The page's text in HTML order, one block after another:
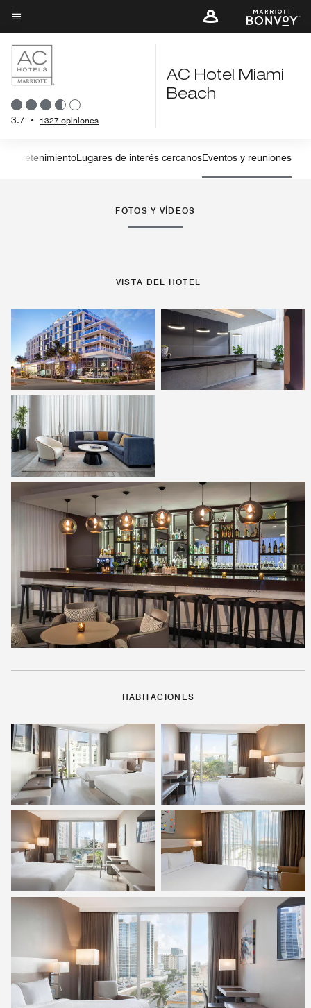
Skip
to
main
content
Texto del menú
3.7 • 1327 opiniones
AC Hotel Miami
Beach
Flecha izquierda
entretenimientoLugares de interés cercanosEventos y reuniones
FOTOS Y VÍDEOS
VISTA DEL HOTEL
HABITACIONES